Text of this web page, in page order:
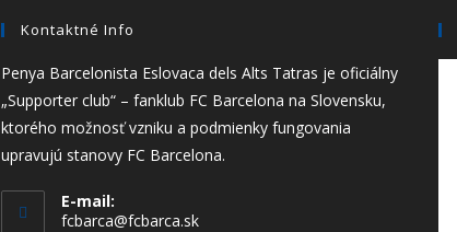
Kontaktné Info
Penya Barcelonista Eslovaca dels Alts Tatras je oficiálny
„Supporter club“ – fanklub FC Barcelona na Slovensku,
ktorého možnosť vzniku a podmienky fungovania
upravujú stanovy FC Barcelona.
E-mail:
fcbarca@fcbarca.skOpens